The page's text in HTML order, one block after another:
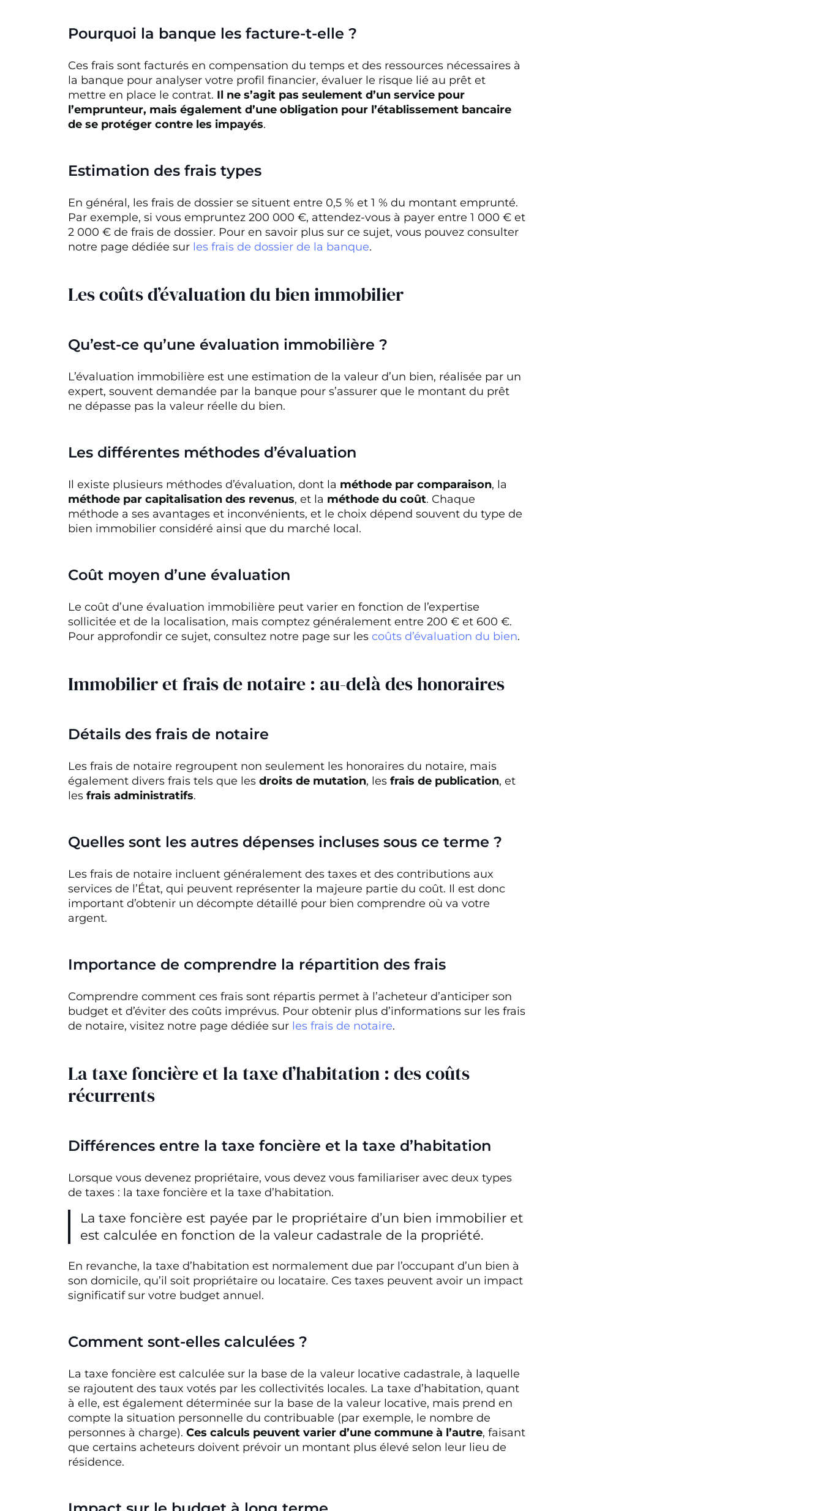
Pourquoi la banque les facture-t-elle ?
Ces frais sont facturés en compensation du temps et des ressources nécessaires à
la banque pour analyser votre profil financier, évaluer le risque lié au prêt et
mettre en place le contrat. Il ne s’agit pas seulement d’un service pour
l’emprunteur, mais également d’une obligation pour l’établissement bancaire
de se protéger contre les impayés.
Estimation des frais types
En général, les frais de dossier se situent entre 0,5 % et 1 % du montant emprunté.
Par exemple, si vous empruntez 200 000 €, attendez-vous à payer entre 1 000 € et
2 000 € de frais de dossier. Pour en savoir plus sur ce sujet, vous pouvez consulter
notre page dédiée sur les frais de dossier de la banque.
Les coûts d’évaluation du bien immobilier
Qu’est-ce qu’une évaluation immobilière ?
L’évaluation immobilière est une estimation de la valeur d’un bien, réalisée par un
expert, souvent demandée par la banque pour s’assurer que le montant du prêt
ne dépasse pas la valeur réelle du bien.
Les différentes méthodes d’évaluation
Il existe plusieurs méthodes d’évaluation, dont la méthode par comparaison, la
méthode par capitalisation des revenus, et la méthode du coût. Chaque
méthode a ses avantages et inconvénients, et le choix dépend souvent du type de
bien immobilier considéré ainsi que du marché local.
Coût moyen d’une évaluation
Le coût d’une évaluation immobilière peut varier en fonction de l’expertise
sollicitée et de la localisation, mais comptez généralement entre 200 € et 600 €.
Pour approfondir ce sujet, consultez notre page sur les coûts d’évaluation du bien.
Immobilier et frais de notaire : au-delà des honoraires
Détails des frais de notaire
Les frais de notaire regroupent non seulement les honoraires du notaire, mais
également divers frais tels que les droits de mutation, les frais de publication, et
les frais administratifs.
Quelles sont les autres dépenses incluses sous ce terme ?
Les frais de notaire incluent généralement des taxes et des contributions aux
services de l’État, qui peuvent représenter la majeure partie du coût. Il est donc
important d’obtenir un décompte détaillé pour bien comprendre où va votre
argent.
Importance de comprendre la répartition des frais
Comprendre comment ces frais sont répartis permet à l’acheteur d’anticiper son
budget et d’éviter des coûts imprévus. Pour obtenir plus d’informations sur les frais
de notaire, visitez notre page dédiée sur les frais de notaire.
La taxe foncière et la taxe d’habitation : des coûts
récurrents
Différences entre la taxe foncière et la taxe d’habitation
Lorsque vous devenez propriétaire, vous devez vous familiariser avec deux types
de taxes : la taxe foncière et la taxe d’habitation.
La taxe foncière est payée par le propriétaire d’un bien immobilier et
est calculée en fonction de la valeur cadastrale de la propriété.
En revanche, la taxe d’habitation est normalement due par l’occupant d’un bien à
son domicile, qu’il soit propriétaire ou locataire. Ces taxes peuvent avoir un impact
significatif sur votre budget annuel.
Comment sont-elles calculées ?
La taxe foncière est calculée sur la base de la valeur locative cadastrale, à laquelle
se rajoutent des taux votés par les collectivités locales. La taxe d’habitation, quant
à elle, est également déterminée sur la base de la valeur locative, mais prend en
compte la situation personnelle du contribuable (par exemple, le nombre de
personnes à charge). Ces calculs peuvent varier d’une commune à l’autre, faisant
que certains acheteurs doivent prévoir un montant plus élevé selon leur lieu de
résidence.